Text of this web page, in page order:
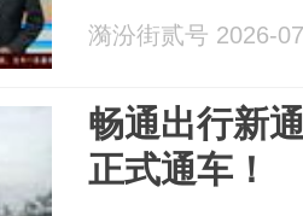
漪汾街贰号 2026-
畅通出行新
正式通车！